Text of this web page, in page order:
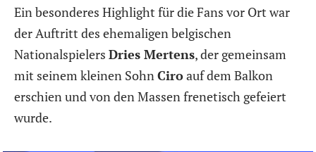
Ein besonderes Highlight für die Fans vor Ort war
der Auftritt des ehemaligen belgischen
Nationalspielers Dries Mertens, der gemeinsam
mit seinem kleinen Sohn Ciroauf dem Balkon
erschien und von den Massen frenetisch gefeiert
wurde.